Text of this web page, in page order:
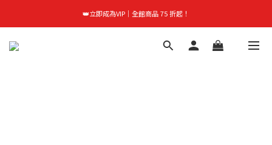
首購禮｜加入會員＞滿$999超取免運費！
👑立即成為VIP｜全館商品 75 折起！
首購禮｜加入會員＞滿$999超取免運費！